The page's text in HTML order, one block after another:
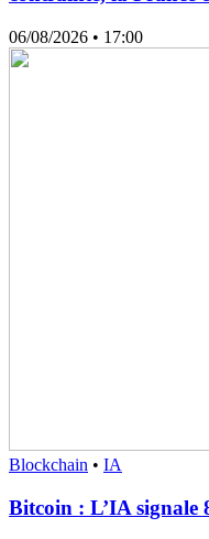
06/08/2026 • 17:00
Blockchain • IA
Bitcoin : L’IA signale